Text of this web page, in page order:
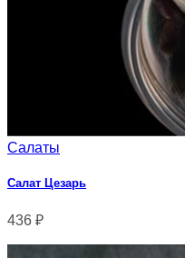
Салаты
Салат Цезарь
436 ₽